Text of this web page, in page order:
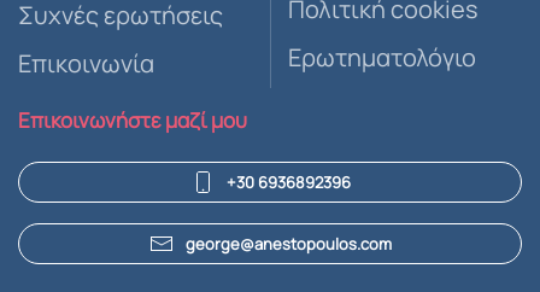
Συχνές ερωτήσεις
Επικοινωνία
Πολιτική cookies
Ερωτηματολόγιο
Επικοινωνήστε μαζί μου
+30 6936892396
george@anestopoulos.com